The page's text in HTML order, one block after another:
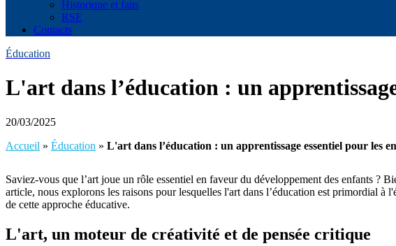
Historique et faits
RSE
Contacts
Éducation
L'art dans l’éducation : un
20/03/2025
Accueil » Éducation » L'art dans l’éducation : un apprentissage essentiel pour les
Saviez-vous que l’art joue un rôle essentiel en faveur du développement des enfants
article, nous explorons les raisons pour lesquelles l'art dans l’éducation est primordial à
de cette approche éducative.
L'art, un moteur de créativité et de pensée critique